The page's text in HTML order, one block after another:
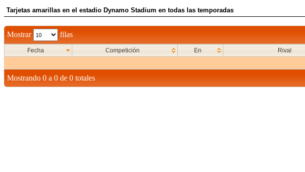
Tarjetas amarillas en el estadio Dynamo Stadium en todas las temporadas
Mostrar filas
Fecha Competición En Rival
Mostrando 0 a 0 de 0 totales